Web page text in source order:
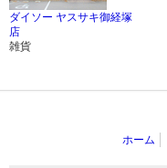
ダイソー ヤスサキ御経塚
店
雑貨
ホーム